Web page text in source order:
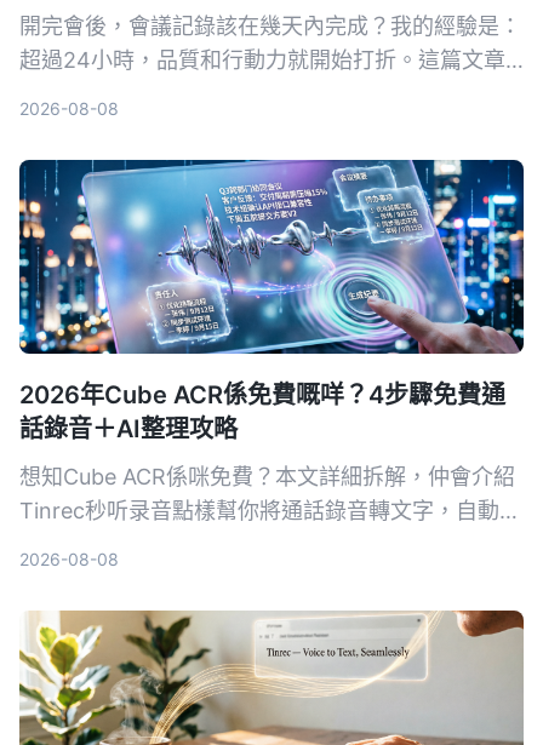
開完會後，會議記錄該在幾天內完成？我的經驗是：
超過24小時，品質和行動力就開始打折。這篇文章
2026-08-08
2026年Cube ACR係免費嘅咩？4步驟免費通
話錄音＋AI整理攻略
想知Cube ACR係咪免費？本文詳細拆解，仲會介紹
Tinrec秒听录音點樣幫你將通話錄音轉文字，自動出
2026-08-08